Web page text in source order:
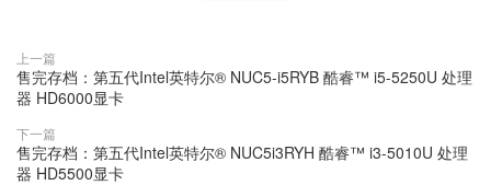
上一篇
售完存档：第五代Intel英特尔® NUC5-i5RYB 酷睿™ i5-5250U 处理
器 HD6000显卡
下一篇
售完存档：第五代Intel英特尔® NUC5i3RYH 酷睿™ i3-5010U 处理
器 HD5500显卡